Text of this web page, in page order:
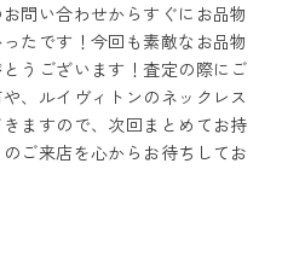
問い合わせからすぐにお品物
たです！今回も素敵なお品物
うございます！査定の際にご
、ルイヴィトンのネックレス
ますので、次回まとめてお持
ご来店を心からお待ちしてお